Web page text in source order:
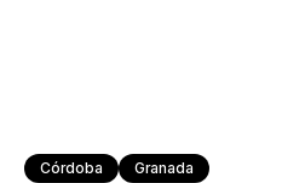
Córdoba Granada